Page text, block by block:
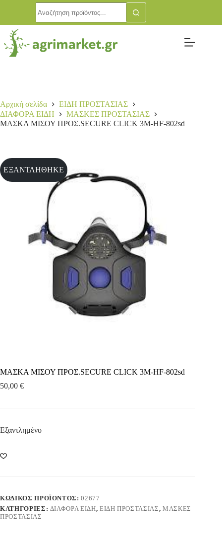
Αρχική σελίδα
ΕΙΔΗ ΠΡΟΣΤΑΣΙΑΣ
ΔΙΑΦΟΡΑ ΕΙΔΗ
ΜΑΣΚΕΣ ΠΡΟΣΤΑΣΙΑΣ
ΜΑΣΚΑ ΜΙΣΟΥ ΠΡΟΣ.SECURE CLICK 3M-HF-802sd
ΕΞΑΝΤΛΗΘΗΚΕ
ΜΑΣΚΑ ΜΙΣΟΥ ΠΡΟΣ.SECURE CLICK 3M-HF-802sd
50,00 €
Εξαντλημένο
ΚΩΔΙΚΌΣ ΠΡΟΪΌΝΤΟΣ:02677
ΚΑΤΗΓΟΡΊΕΣ: ΔΙΑΦΟΡΑ ΕΙΔΗ, ΕΙΔΗ ΠΡΟΣΤΑΣΙΑΣ, ΜΑΣΚΕΣ
ΠΡΟΣΤΑΣΙΑΣ